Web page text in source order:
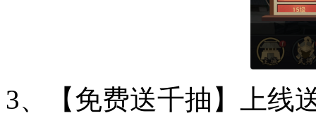
3、【免费送千抽】上线